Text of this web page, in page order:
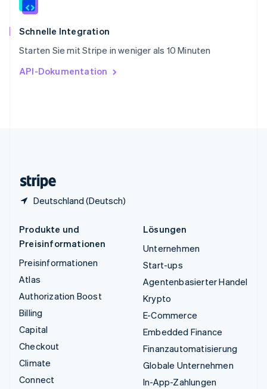
Schnelle Integration
Starten Sie mit Stripe in weniger als 10 Minuten
API-Dokumentation
Deutschland (Deutsch)
Thailand
ไทยEnglish
English
English
Produkte und
Preisinformationen
Preisinformationen
Atlas
Authorization Boost
Billing
Capital
Checkout
Climate
Connect
Lösungen
Unternehmen
Start-ups
Agentenbasierter Handel
Krypto
E-Commerce
Embedded Finance
Finanzautomatisierung
Globale Unternehmen
In-App-Zahlungen